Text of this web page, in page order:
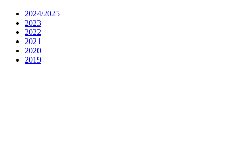
2024/2025
2023
2022
2021
2020
2019